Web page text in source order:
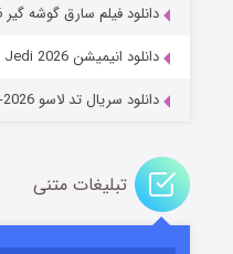
قسمت۶ (زیرنویس)
دانلود فیلم سارق گوشه گیر The Isolate Thief 2026
دانلود انیمیشن Star Wars: The Ninth Jedi 2026
دانلود سریال تد لاسو Ted Lasso 2020-2026
تبلیغات متنی